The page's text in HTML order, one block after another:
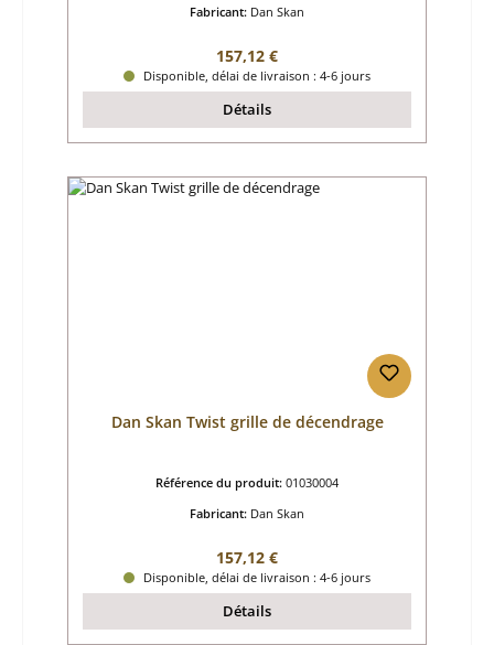
Fabricant: Dan Skan
Prix régulier :
157,12 €
Disponible, délai de livraison : 4-6 jours
Détails
Dan Skan Twist grille de décendrage
Référence du produit: 01030004
Fabricant: Dan Skan
Prix régulier :
157,12 €
Disponible, délai de livraison : 4-6 jours
Détails